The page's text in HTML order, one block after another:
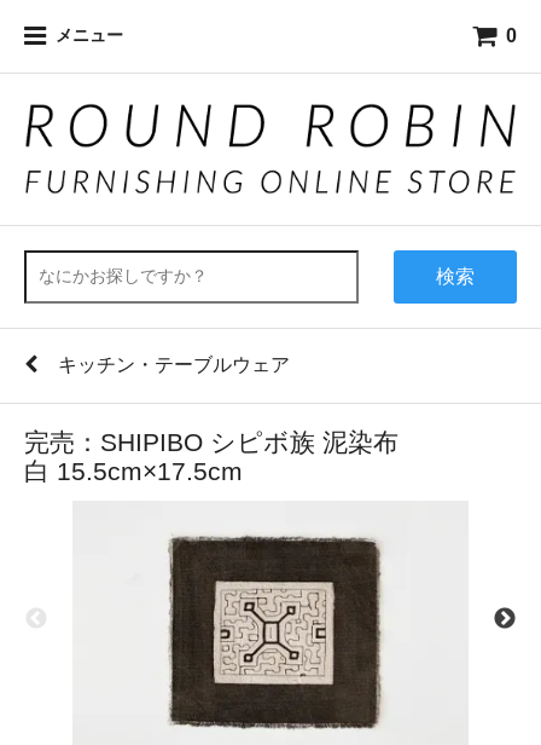
メニュー 0
検索
キッチン・テーブルウェア
完売：SHIPIBO シピボ族 泥染布
白 15.5cm×17.5cm